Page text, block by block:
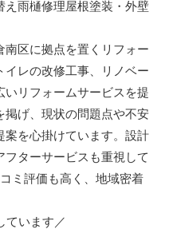
え 雨樋修理屋根塗装・外壁
南区に拠点を置くリフォー
イレの改修工事、リノベー
いリフォームサービスを提
げ、現状の問題点や不安
案を心掛けています。設計
ターサービスも重視して
ミ評価も高く、地域密着
ています／